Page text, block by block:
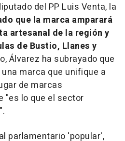
del PP Luis Venta, la
que la marca amparará
artesanal de la región y
de Bustio, Llanes y
Álvarez ha subrayado que
marca que unifique a
de marcas
"es lo que el sector
parlamentario 'popular',